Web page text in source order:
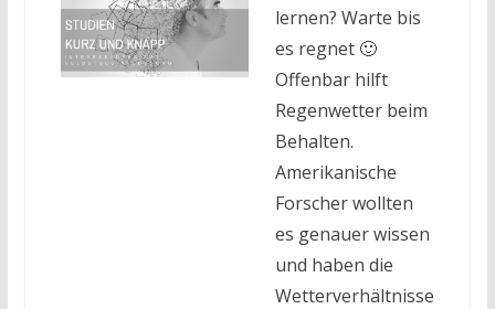
lernen? Warte bis
es regnet 🙂
Offenbar hilft
Regenwetter beim
Behalten.
Amerikanische
Forscher wollten
es genauer wissen
und haben die
Wetterverhältnisse